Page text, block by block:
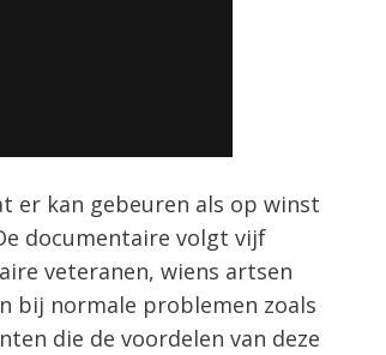
er kan gebeuren als op winst
documentaire volgt vijf
veteranen, wiens artsen
bij normale problemen zoals
die de voordelen van deze